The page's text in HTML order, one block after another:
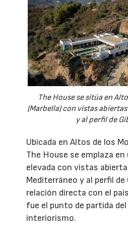
The House se sitúa en
(Marbella) con vistas
y al perfil de
Ubicada en Altos de los
The House se emplaza
elevada con vistas
Mediterráneo y al perfil de
relación directa con el
fue el punto de partida
interiorismo.